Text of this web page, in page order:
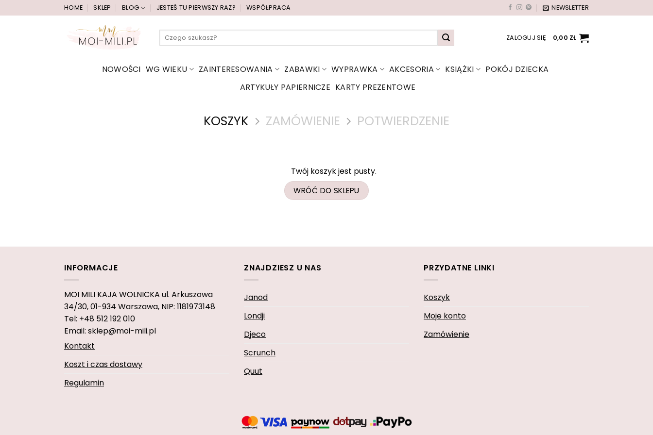
do
HOME SKLEP BLOG JESTEŚ TU PIERWSZY RAZ? WSPÓŁPRACA NEWSLETTER
Szukaj: ZALOGUJ SIĘ 0,00 ZŁ
NOWOŚCI WG WIEKU ZAINTERESOWANIA ZABAWKI WYPRAWKA AKCESORIA KSIĄŻKI
POKÓJ DZIECKA
ARTYKUŁY PAPIERNICZE KARTY PREZENTOWE
KOSZYK ZAMÓWIENIE POTWIERDZENIE
Twój koszyk jest pusty.
WRÓĆ DO SKLEPU
INFORMACJE
MOI MILI KAJA WOLNICKA ul. Arkuszowa
34/30,01-934 Warszawa, NIP: 1181973148
Tel: +48 512 192 010
Email: sklep@moi-mili.pl
Kontakt
Koszt i czas dostawy
Regulamin
ZNAJDZIESZ U NAS
Janod
Londji
Djeco
Scrunch
Quut
PRZYDATNE LINKI
Koszyk
Moje konto
Zamówienie